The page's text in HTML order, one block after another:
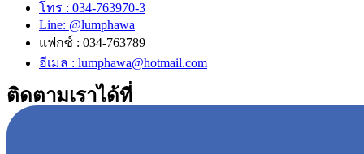
โทร : 034-763970-3
Line: @lumphawa
แฟกซ์ : 034-763789
อีเมล : lumphawa@hotmail.com
ติดตามเราได้ที่